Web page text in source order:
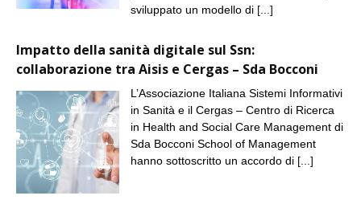
sviluppato un modello di [...]
Impatto della sanità digitale sul Ssn:
collaborazione tra Aisis e Cergas – Sda Bocconi
L’Associazione Italiana Sistemi Informativi
in Sanità e il Cergas – Centro di Ricerca
in Health and Social Care Management di
Sda Bocconi School of Management
hanno sottoscritto un accordo di [...]